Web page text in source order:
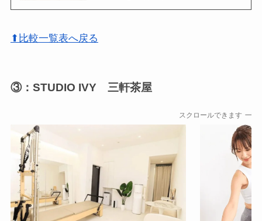
⬆比較一覧表へ戻る
③：STUDIO IVY 三軒茶屋
スクロールできます